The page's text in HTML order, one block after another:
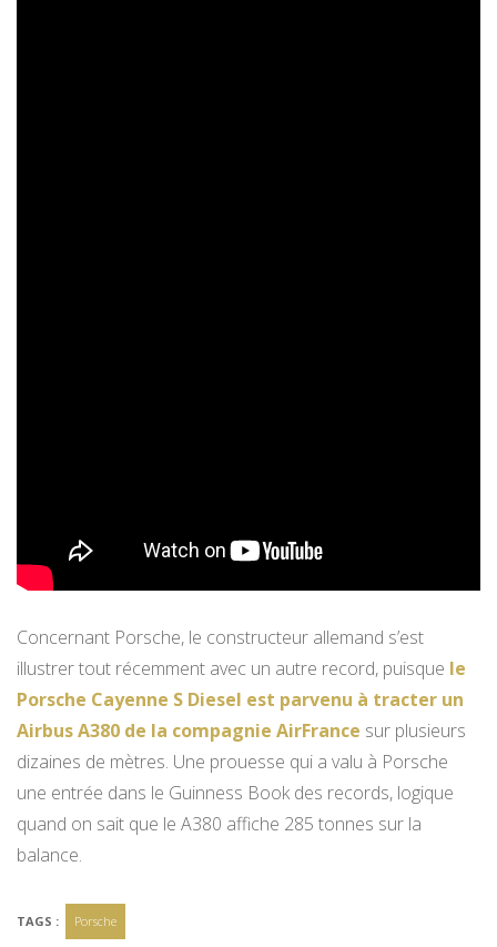
Concernant Porsche, le constructeur allemand s’est
illustrer tout récemment avec un autre record, puisque le
Porsche Cayenne S Diesel est parvenu à tracter un
Airbus A380 de la compagnie AirFrance sur plusieurs
dizaines de mètres. Une prouesse qui a valu à Porsche
une entrée dans le Guinness Book des records, logique
quand on sait que le A380 affiche 285 tonnes sur la
balance.
TAGS : Porsche